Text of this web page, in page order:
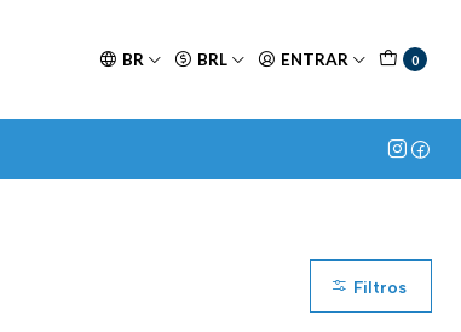
BR BRL ENTRAR 0
Filtros